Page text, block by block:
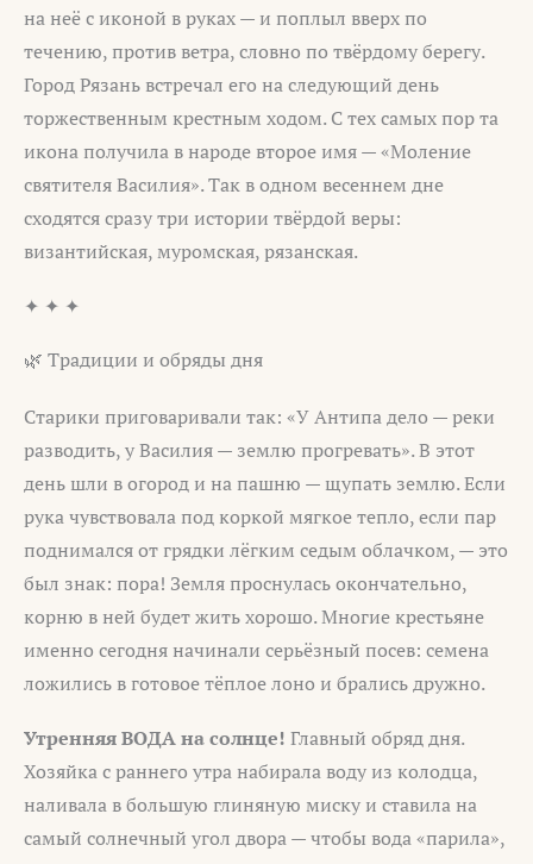
на неё с иконой в руках — и поплыл вверх по
течению, против ветра, словно по твёрдому берегу.
Город Рязань встречал его на следующий день
торжественным крестным ходом. С тех самых пор та
икона получила в народе второе имя — «Моление
святителя Василия». Так в одном весеннем дне
сходятся сразу три истории твёрдой веры:
византийская, муромская, рязанская.
✦ ✦ ✦
🌿 Традиции и обряды дня
Старики приговаривали так: «У Антипа дело — реки
разводить, у Василия — землю прогревать». В этот
день шли в огород и на пашню — щупать землю. Если
рука чувствовала под коркой мягкое тепло, если пар
поднимался от грядки лёгким седым облачком, — это
был знак: пора! Земля проснулась окончательно,
корню в ней будет жить хорошо. Многие крестьяне
именно сегодня начинали серьёзный посев: семена
ложились в готовое тёплое лоно и брались дружно.
Утренняя ВОДА на солнце! Главный обряд дня.
Хозяйка с раннего утра набирала воду из колодца,
наливала в большую глиняную миску и ставила на
самый солнечный угол двора — чтобы вода «парила»,